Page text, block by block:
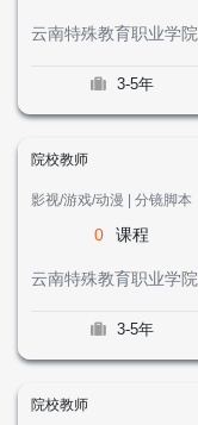
云南特殊教育职业学院
3-5年
院校教师
影视/游戏/动漫 | 分镜脚本
0 课程
云南特殊教育职业学院
3-5年
院校教师